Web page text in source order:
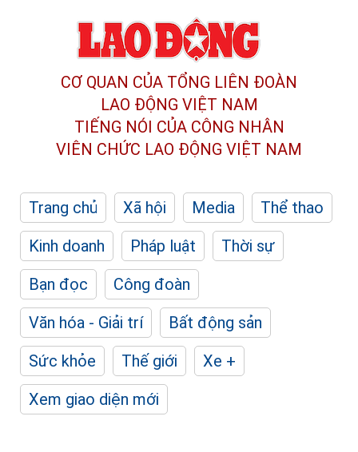
CƠ QUAN CỦA TỔNG LIÊN ĐOÀN
LAO ĐỘNG VIỆT NAM
TIẾNG NÓI CỦA CÔNG NHÂN
VIÊN CHỨC LAO ĐỘNG VIỆT NAM
Trang chủ Xã hội Media
Thể thao
Kinh doanh
Pháp luật
Thời sự
Bạn đọc
Công đoàn
Văn hóa - Giải trí
Bất động sản
Sức khỏe
Thế giới
Xe +
Xem giao diện mới